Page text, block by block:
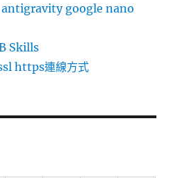
antigravity google nano
Skills
https連線方式